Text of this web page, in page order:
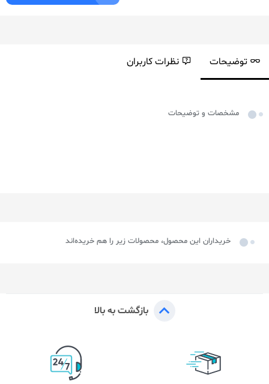
توضیحات نظرات کاربران
مشخصات و توضیحات
خریداران این محصول، محصولات زیر را هم خریده‌اند
بازگشت به بالا